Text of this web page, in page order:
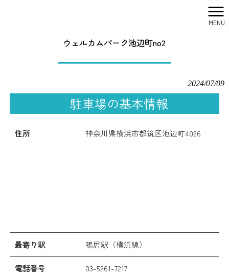
MENU
ウェルカムパーク池辺町no2
ウェルカムパーク池辺町no2
2024/07/09
駐車場の基本情報
住所 神奈川県横浜市都筑区池辺町4026
最寄り駅 鴨居駅（横浜線）
電話番号 03-5261-7217